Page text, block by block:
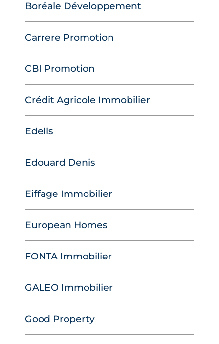
Boréale Développement
Carrere Promotion
CBI Promotion
Crédit Agricole Immobilier
Edelis
Edouard Denis
Eiffage Immobilier
European Homes
FONTA Immobilier
GALEO Immobilier
Good Property